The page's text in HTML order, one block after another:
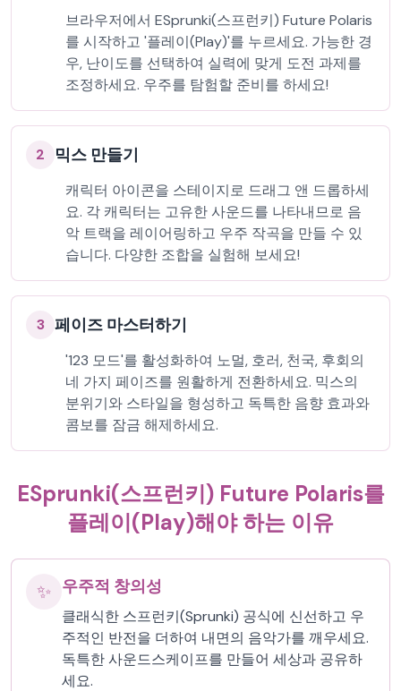
브라우저에서 ESprunki(스프런키) Future Polaris
를 시작하고 '플레이(Play)'를 누르세요. 가능한 경
우, 난이도를 선택하여 실력에 맞게 도전 과제를
조정하세요. 우주를 탐험할 준비를 하세요!
2 믹스 만들기
캐릭터 아이콘을 스테이지로 드래그 앤 드롭하세
요. 각 캐릭터는 고유한 사운드를 나타내므로 음
악 트랙을 레이어링하고 우주 작곡을 만들 수 있
습니다. 다양한 조합을 실험해 보세요!
3 페이즈 마스터하기
'123 모드'를 활성화하여 노멀, 호러, 천국, 후회의
네 가지 페이즈를 원활하게 전환하세요. 믹스의
분위기와 스타일을 형성하고 독특한 음향 효과와
콤보를 잠금 해제하세요.
ESprunki(스프런키) Future Polaris를
플레이(Play)해야 하는 이유
✨ 우주적 창의성
클래식한 스프런키(Sprunki) 공식에 신선하고 우
주적인 반전을 더하여 내면의 음악가를 깨우세요.
독특한 사운드스케이프를 만들어 세상과 공유하
세요.